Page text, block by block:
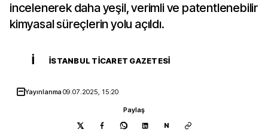
incelenerek daha yeşil, verimli ve patentlenebilir
kimyasal süreçlerin yolu açıldı.
İ İSTANBUL TICARET GAZETESI
Yayınlanma09.07.2025, 15:20
Paylaş
N